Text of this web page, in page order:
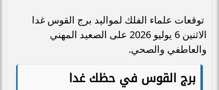
توقعات علماء الفلك لمواليد برج القوس غدا
الاثنين 6 يوليو 2026 على الصعيد المهني
والعاطفي والصحي.
برج القوس في حظك غدا